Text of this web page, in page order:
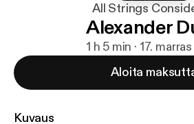
All Strings
Alexander
1 h 5 min · 17.
Aloita
Kuvaus